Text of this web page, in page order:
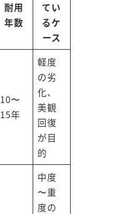
耐用
年数
てい
るケ
ース
10〜
15年
軽度
の劣
化、
美観
回復
が目
的
中度
〜重
度の